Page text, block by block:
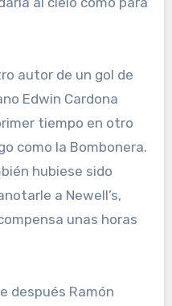
autor de un gol de
Edwin Cardona
tiempo en otro
como la Bombonera.
hubiese sido
a Newell’s,
unas horas
después Ramón